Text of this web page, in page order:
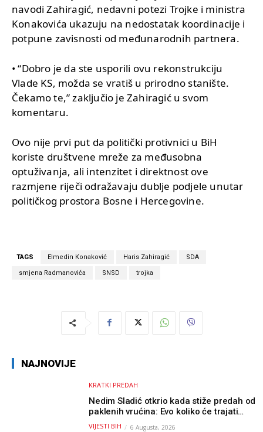
navodi Zahiragić, nedavni potezi Trojke i ministra
Konakovića ukazuju na nedostatak koordinacije i
potpune zavisnosti od međunarodnih partnera.
• “Dobro je da ste usporili ovu rekonstrukciju
Vlade KS, možda se vratiš u prirodno stanište.
Čekamo te,” zaključio je Zahiragić u svom
komentaru.
Ovo nije prvi put da politički protivnici u BiH
koriste društvene mreže za međusobna
optuživanja, ali intenzitet i direktnost ove
razmjene riječi odražavaju dublje podjele unutar
političkog prostora Bosne i Hercegovine.
TAGS Elmedin Konaković Haris Zahiragić SDA
smjena Radmanovića SNSD trojka
NAJNOVIJE
KRATKI PREDAH
Nedim Sladić otkrio kada stiže predah od
paklenih vrućina: Evo koliko će trajati
osvježenje u BiH
VIJESTI BIH 6 Augusta, 2026